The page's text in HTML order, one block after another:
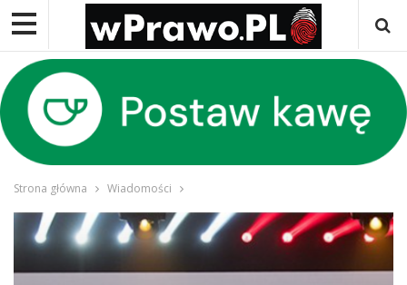
Strona główna Wiadomości